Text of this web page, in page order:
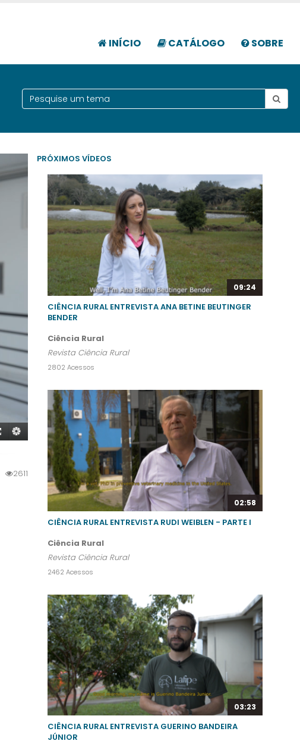
INÍCIO CATÁLOGO SOBRE
2611
PRÓXIMOS VÍDEOS
09:24
CIÊNCIA RURAL ENTREVISTA ANA BETINE BEUTINGER
BENDER
Ciência Rural
Revista Ciência Rural
2802 Acessos
02:58
CIÊNCIA RURAL ENTREVISTA RUDI WEIBLEN - PARTE I
Ciência Rural
Revista Ciência Rural
2462 Acessos
03:23
CIÊNCIA RURAL ENTREVISTA GUERINO BANDEIRA
JÚNIOR